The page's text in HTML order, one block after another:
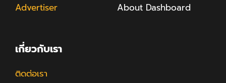
Advertiser
About Dashboard
เกี่ยวกับเรา
ติดต่อเรา